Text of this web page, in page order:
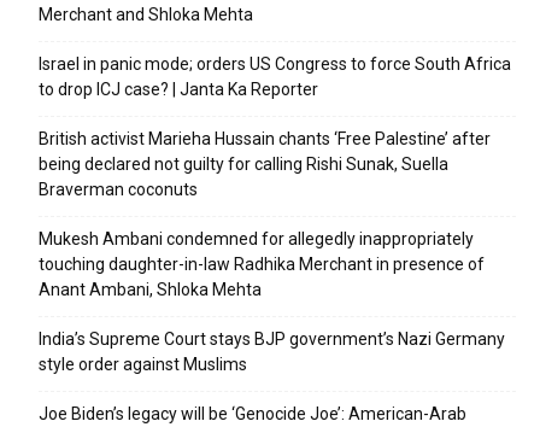
Merchant and Shloka Mehta
Israel in panic mode; orders US Congress to force South Africa
to drop ICJ case? | Janta Ka Reporter
British activist Marieha Hussain chants ‘Free Palestine’ after
being declared not guilty for calling Rishi Sunak, Suella
Braverman coconuts
Mukesh Ambani condemned for allegedly inappropriately
touching daughter-in-law Radhika Merchant in presence of
Anant Ambani, Shloka Mehta
India’s Supreme Court stays BJP government’s Nazi Germany
style order against Muslims
Joe Biden’s legacy will be ‘Genocide Joe’: American-Arab